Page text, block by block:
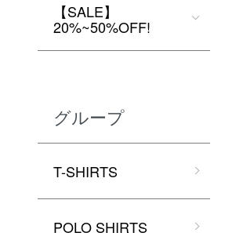
【SALE】
20%~50%OFF!
グループ
T-SHIRTS
POLO SHIRTS